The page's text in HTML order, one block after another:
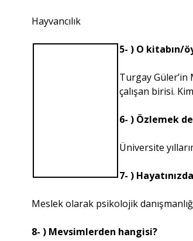
Hayvancılık
5- ) O kitabın/
Turgay Güler’in
çalışan birisi.
6- ) Özlemek
Üniversite
7- )
Meslek olarak psikolojik
8- ) Mevsimlerden hangisi?